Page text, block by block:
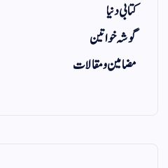
کتابی دنیا
گوشہ خواتین
مضامین و مقالات